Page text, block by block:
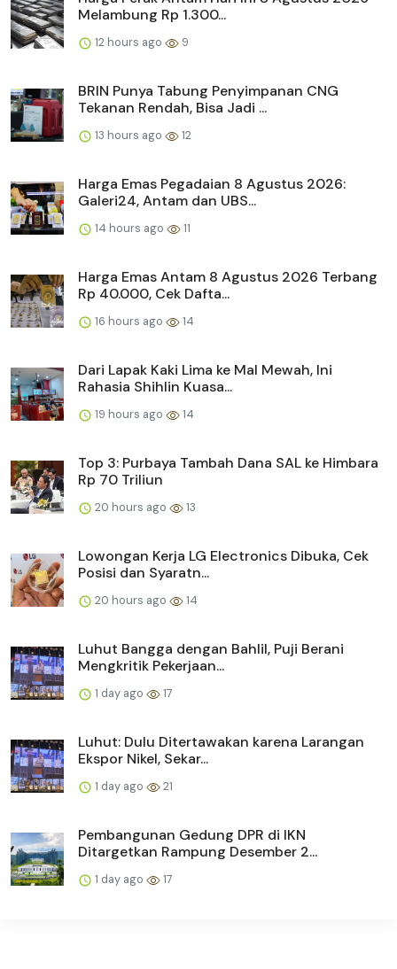
Melambung Rp 1.300...
12 hours ago 9
BRIN Punya Tabung Penyimpanan CNG
Tekanan Rendah, Bisa Jadi ...
13 hours ago 12
Harga Emas Pegadaian 8 Agustus 2026:
Galeri24, Antam dan UBS...
14 hours ago 11
Harga Emas Antam 8 Agustus 2026 Terbang
Rp 40.000, Cek Dafta...
16 hours ago 14
Dari Lapak Kaki Lima ke Mal Mewah, Ini
Rahasia Shihlin Kuasa...
19 hours ago 14
Top 3: Purbaya Tambah Dana SAL ke Himbara
Rp 70 Triliun
20 hours ago 13
Lowongan Kerja LG Electronics Dibuka, Cek
Posisi dan Syaratn...
20 hours ago 14
Luhut Bangga dengan Bahlil, Puji Berani
Mengkritik Pekerjaan...
1 day ago 17
Luhut: Dulu Ditertawakan karena Larangan
Ekspor Nikel, Sekar...
1 day ago 21
Pembangunan Gedung DPR di IKN
Ditargetkan Rampung Desember 2...
1 day ago 17